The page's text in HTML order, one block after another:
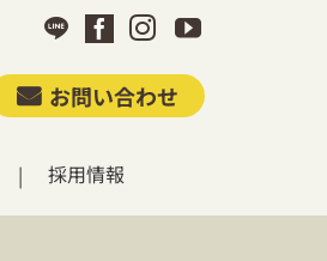
お問い合わせ
採用情報